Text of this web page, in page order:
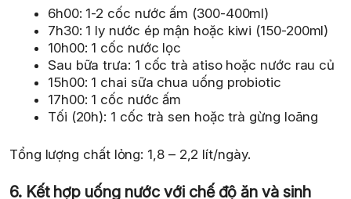
6h00: 1-2 cốc nước ấm (300-400ml)
7h30: 1 ly nước ép mận hoặc kiwi (150-200ml)
10h00: 1 cốc nước lọc
Sau bữa trưa: 1 cốc trà atiso hoặc nước rau củ
15h00: 1 chai sữa chua uống probiotic
17h00: 1 cốc nước ấm
Tối (20h): 1 cốc trà sen hoặc trà gừng loãng
Tổng lượng chất lỏng: 1,8 – 2,2 lít/ngày.
6. Kết hợp uống nước với chế độ ăn và sinh